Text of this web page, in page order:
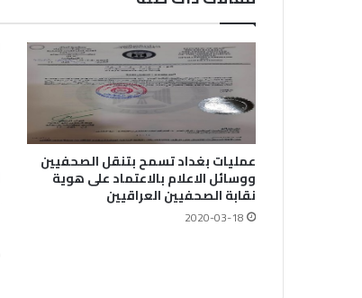
عمليات بغداد تسمح بتنقل الصحفيين
ووسائل الاعلام بالاعتماد على هوية
نقابة الصحفيين العراقيين
2020-03-18